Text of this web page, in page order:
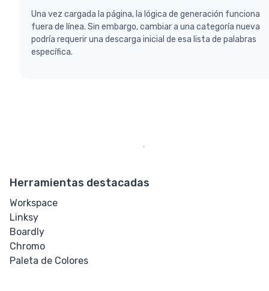
Una vez cargada la página, la lógica de generación funciona
fuera de línea. Sin embargo, cambiar a una categoría nueva
podría requerir una descarga inicial de esa lista de palabras
específica.
Herramientas destacadas
Workspace
Linksy
Boardly
Chromo
Paleta de Colores